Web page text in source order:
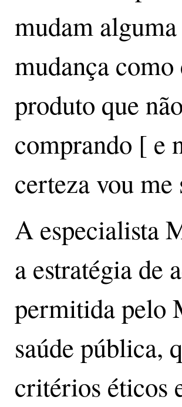
mudam
mudança
produto que
comprando [ e
certeza vou
A especialista
a estratégia de
permitida pelo
saúde pública,
critérios éticos